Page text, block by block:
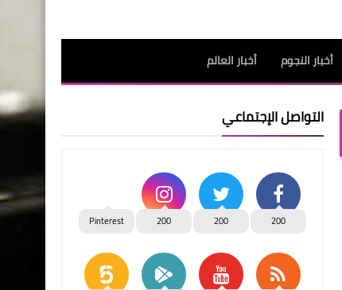
أخبار النجوم أخبار العالم
التواصل الإجتماعي
200
200
200
Pinterest